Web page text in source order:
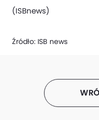
(ISBnews)
Źródło: ISB news